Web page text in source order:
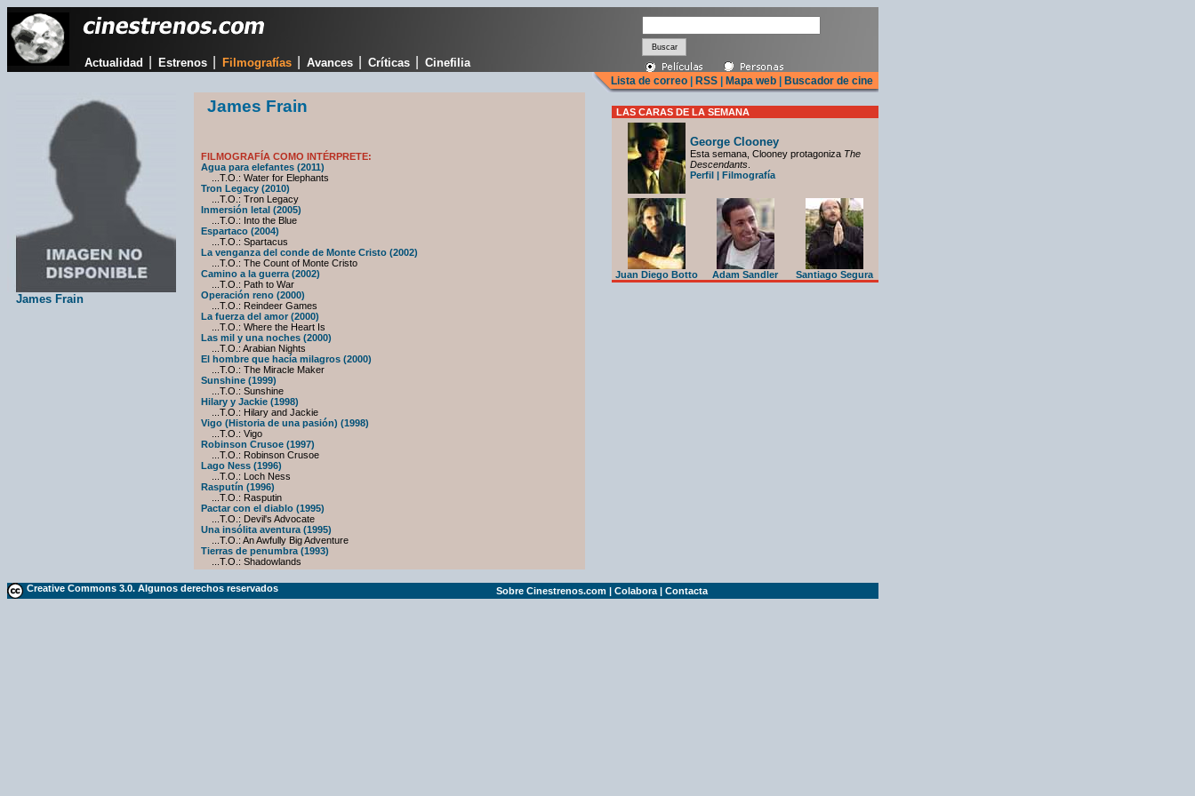
Actualidad Estrenos Filmografías Avances Críticas Cinefilia
Lista de correo RSS Mapa web Buscador de cine
James Frain
James Frain
FILMOGRAFÍA COMO INTÉRPRETE:
Agua para elefantes (2011)
...T.O.: Water for Elephants
Tron Legacy (2010)
...T.O.: Tron Legacy
Inmersión letal (2005)
...T.O.: Into the Blue
Espartaco (2004)
...T.O.: Spartacus
La venganza del conde de Monte Cristo (2002)
...T.O.: The Count of Monte Cristo
Camino a la guerra (2002)
...T.O.: Path to War
Operación reno (2000)
...T.O.: Reindeer Games
La fuerza del amor (2000)
...T.O.: Where the Heart Is
Las mil y una noches (2000)
...T.O.: Arabian Nights
El hombre que hacía milagros (2000)
...T.O.: The Miracle Maker
Sunshine (1999)
...T.O.: Sunshine
Hilary y Jackie (1998)
...T.O.: Hilary and Jackie
Vigo (Historia de una pasión) (1998)
...T.O.: Vigo
Robinson Crusoe (1997)
...T.O.: Robinson Crusoe
Lago Ness (1996)
...T.O.: Loch Ness
Rasputín (1996)
...T.O.: Rasputin
Pactar con el diablo (1995)
...T.O.: Devil's Advocate
Una insólita aventura (1995)
...T.O.: An Awfully Big Adventure
Tierras de penumbra (1993)
...T.O.: Shadowlands
LAS CARAS DE LA SEMANA
George Clooney
Esta semana, Clooney protagoniza The
Descendants
Perfil | Filmografía
Juan Diego Botto Adam Sandler Santiago Segura
Creative Commons 3.0. Algunos derechos reservados Sobre Cinestrenos.com | Colabora | Contacta